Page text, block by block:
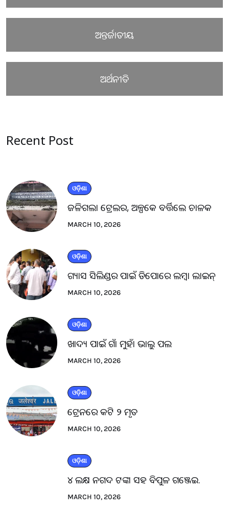
ଅନ୍ତର୍ଜାତୀୟ
ଅର୍ଥନୀତି
Recent Post
ଓଡ଼ିଶା
ଜଳିଗଲା ଟ୍ରେଲର, ଅଳ୍ପକେ ବର୍ତ୍ତିଲେ ଚାଳକ
MARCH 10, 2026
ଓଡ଼ିଶା
ଗ୍ୟାସ ସିଲିଣ୍ଡର ପାଇଁ ଡିପୋରେ ଲମ୍ବା ଲାଇନ୍
MARCH 10, 2026
ଓଡ଼ିଶା
ଖାଦ୍ୟ ପାଇଁ ଗାଁ ମୁହାଁ ଭାଲୁ ପଲ
MARCH 10, 2026
ଓଡ଼ିଶା
ଟ୍ରେନରେ କଟି ୨ ମୃତ
MARCH 10, 2026
ଓଡ଼ିଶା
୪ ଲକ୍ଷ ନଗଦ ଟଙ୍କା ସହ ବିପୁଳ ଗଞ୍ଜେଇ.
MARCH 10, 2026